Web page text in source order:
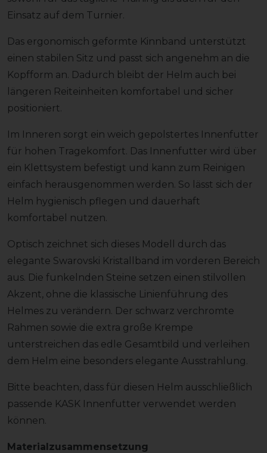
Einsatz auf dem Turnier.
Das ergonomisch geformte Kinnband unterstützt
einen stabilen Sitz und passt sich angenehm an die
Kopfform an. Dadurch bleibt der Helm auch bei
längeren Reiteinheiten komfortabel und sicher
positioniert.
Im Inneren sorgt ein weich gepolstertes Innenfutter
für hohen Tragekomfort. Das Innenfutter wird über
ein Klettsystem befestigt und kann zum Reinigen
einfach herausgenommen werden. So lässt sich der
Helm hygienisch pflegen und dauerhaft
komfortabel nutzen.
Optisch zeichnet sich dieses Modell durch das
elegante Swarovski Kristallband im vorderen Bereich
aus. Die funkelnden Steine setzen einen stilvollen
Akzent, ohne die klassische Linienführung des
Helmes zu verändern. Der schwarz verchromte
Rahmen sowie die extra große Krempe
unterstreichen das edle Gesamtbild und verleihen
dem Helm eine besonders elegante Ausstrahlung.
Bitte beachten, dass für diesen Helm ausschließlich
passende KASK Innenfutter verwendet werden
können.
Materialzusammensetzung